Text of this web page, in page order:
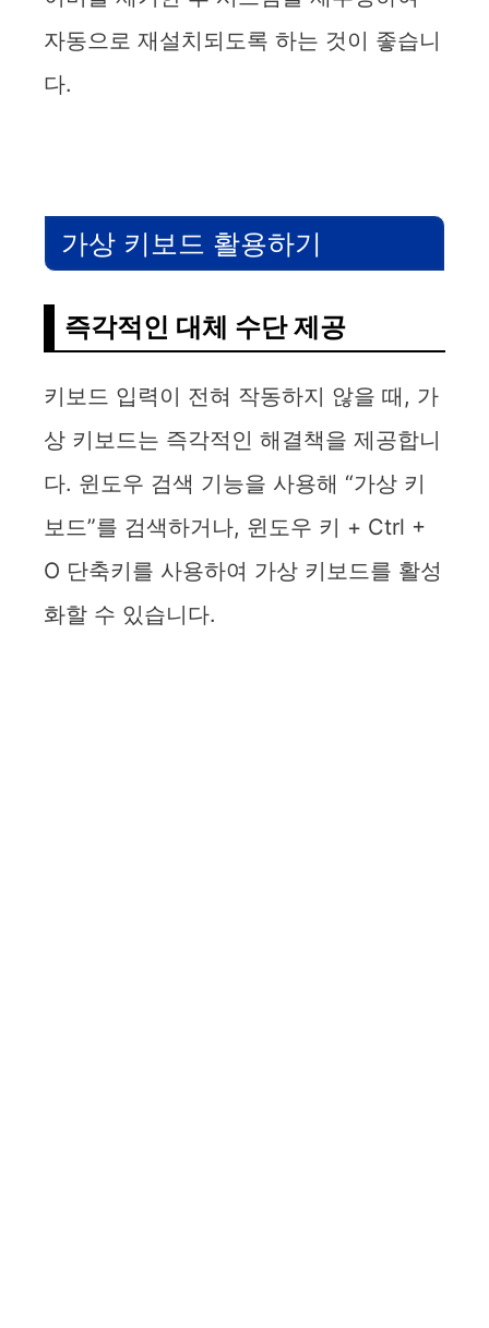
자동으로 재설치되도록 하는 것이 좋습니
다.
가상 키보드 활용하기
즉각적인 대체 수단 제공
키보드 입력이 전혀 작동하지 않을 때, 가
상 키보드는 즉각적인 해결책을 제공합니
다. 윈도우 검색 기능을 사용해 “가상 키
보드”를 검색하거나, 윈도우 키 + Ctrl +
O 단축키를 사용하여 가상 키보드를 활성
화할 수 있습니다.